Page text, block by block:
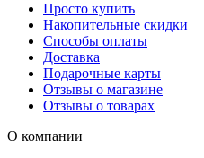
Просто купить
Накопительные скидки
Способы оплаты
Доставка
Подарочные карты
Отзывы о магазине
Отзывы о товарах
О компании